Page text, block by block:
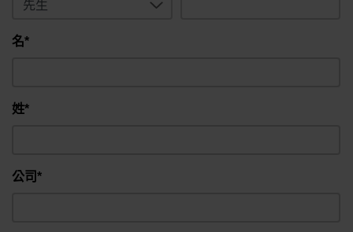
名*
姓*
公司*